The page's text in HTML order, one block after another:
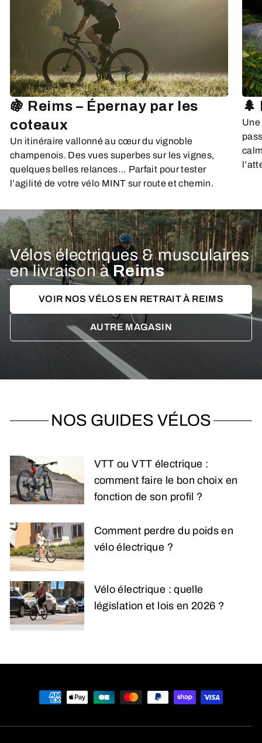
🍇 Reims – Épernay par les
coteaux
Un itinéraire vallonné au cœur du vignoble
champenois. Des vues superbes sur les vignes,
quelques belles relances… Parfait pour tester
l’agilité de votre vélo MINT sur route et chemin.
Vélos électriques & musculaires
en livraison à Reims
VOIR NOS VÉLOS EN RETRAIT À REIMS
AUTRE MAGASIN
NOS GUIDES VÉLOS
VTT ou VTT électrique :
comment faire le bon choix en
fonction de son profil ?
Comment perdre du poids en
vélo électrique ?
Vélo électrique : quelle
législation et lois en 2026 ?